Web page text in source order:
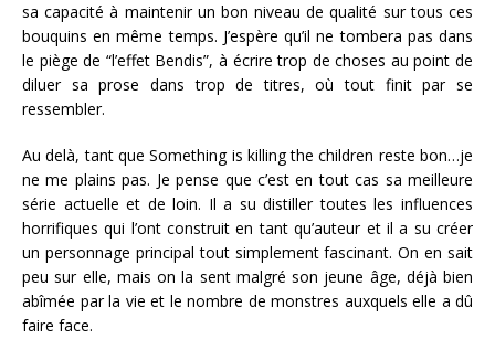
sa capacité à maintenir un bon niveau de qualité sur tous ces
bouquins en même temps. J’espère qu’il ne tombera pas dans
le piège de “l’effet Bendis”, à écrire trop de choses au point de
diluer sa prose dans trop de titres, où tout finit par se
ressembler.
Au delà, tant que Something is killing the children reste bon…je
ne me plains pas. Je pense que c’est en tout cas sa meilleure
série actuelle et de loin. Il a su distiller toutes les influences
horrifiques qui l’ont construit en tant qu’auteur et il a su créer
un personnage principal tout simplement fascinant. On en sait
peu sur elle, mais on la sent malgré son jeune âge, déjà bien
abîmée par la vie et le nombre de monstres auxquels elle a dû
faire face.